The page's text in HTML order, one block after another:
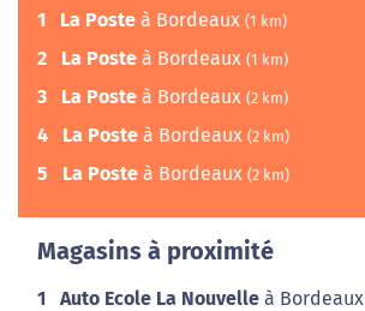
1 La Poste à Bordeaux (1 km)
2 La Poste à Bordeaux (1 km)
3 La Poste à Bordeaux (2 km)
4 La Poste à Bordeaux (2 km)
5 La Poste à Bordeaux (2 km)
Magasins à proximité
1 Auto Ecole La Nouvelle à Bordeaux